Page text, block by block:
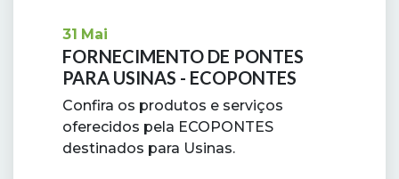
31 Mai
FORNECIMENTO DE PONTES
PARA USINAS - ECOPONTES
Confira os produtos e serviços
oferecidos pela ECOPONTES
destinados para Usinas.